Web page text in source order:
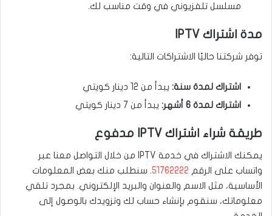
مسلسل تلفزيوني في وقت مناسب لك.
مدة اشتراك IPTV
توفر شركتنا حاليًا الاشتراكات التالية:
اشتراك لمدة سنة: يبدأ من 12 دينار كويتي
اشتراك لمدة 6 أشهر:
يبدأ من 7 دينار كويتي
طريقة شراء اشتراك IPTV مدفوع
يمكنك الاشتراك في خدمة IPTV من خلال التواصل معنا عبر
واتساب على الرقم 51762222. سنطلب منك بعض المعلومات
الأساسية، مثل الاسم والعنوان والبريد الإلكتروني. بمجرد تلقي
معلوماتك، سنقوم بإنشاء حساب لك وتزويدك بالوصول إلى